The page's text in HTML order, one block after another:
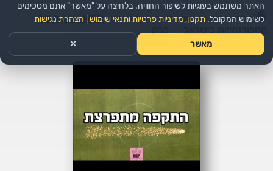
עמוד הבית >> ספורט >>הפודקאסט:
WSP - הקול של
האתר משתמש בעוגיות לשיפור החוויה. בלחיצה על "מאשר" אתם מסכימים
לשימוש המקובל. תקנון, מדיניות פרטיות ותנאי שימוש הצהרת נגישות
מאשר ✕